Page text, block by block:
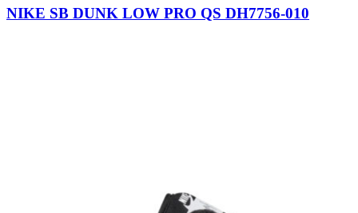
NIKE SB DUNK LOW PRO QS DH7756-010